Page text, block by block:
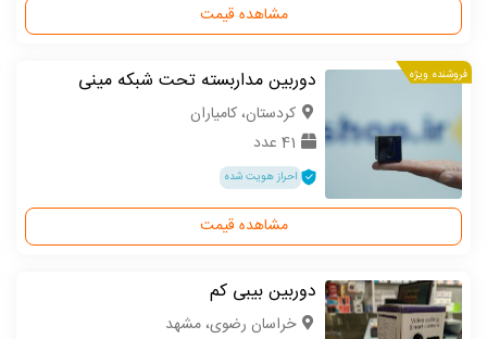
مشاهده قیمت
فروشنده ویژه دوربین مداربسته تحت شبکه مینی
كردستان، کامیاران
41 عدد
احراز هویت شده
مشاهده قیمت
دوربین بیبی کم
خراسان رضوی، مشهد